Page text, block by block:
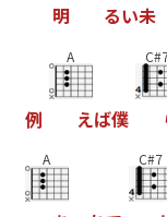
明 るい未
例
A
えば僕
A C#7